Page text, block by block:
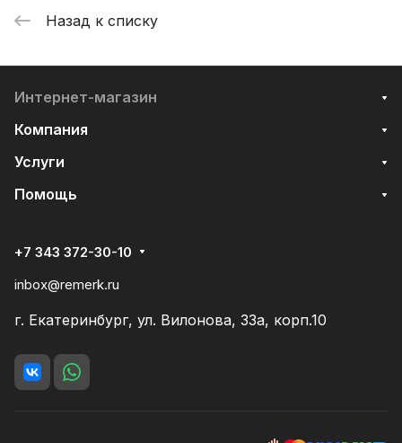
Назад к списку
Интернет-магазин
Компания
Услуги
Помощь
+7 343 372-30-10
inbox@remerk.ru
г. Екатеринбург, ул. Вилонова, 33а, корп.10